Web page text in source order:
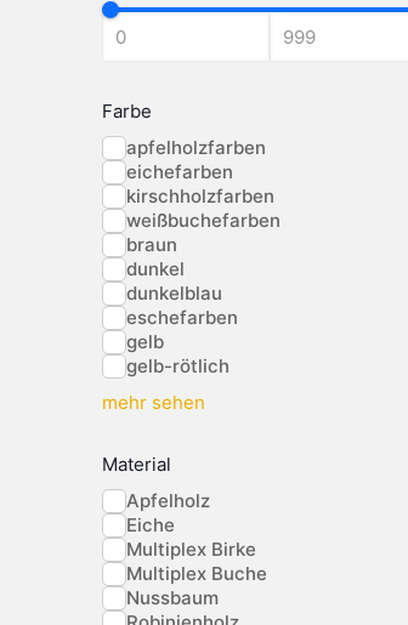
Farbe
apfelholzfarben
eichefarben
kirschholzfarben
weißbuchefarben
braun
dunkel
dunkelblau
eschefarben
gelb
gelb-rötlich
mehr sehen
Material
Apfelholz
Eiche
Multiplex Birke
Multiplex Buche
Nussbaum